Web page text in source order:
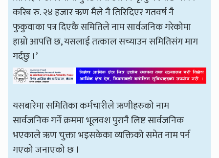
करिब रु. २४ हजार ऋण मैले नै तिरिदिएर गतवर्ष नै
फुकुवाका पत्र दिएकै समितिले नाम सार्वजनिक गरेकोमा
हाम्रो आपत्ति छ, यसलाई तत्काल सच्याउन समितिसंग माग
गर्दछु ।’
यसबारेमा समितिका कर्मचारीले ऋणीहरुको नाम
सार्वजनिक गर्ने क्रममा भूलवश पुरानै लिष्ट सार्वजनिक
भएकाले ऋण चुक्ता भइसकेका व्यक्तिको समेत नाम पर्न
गएको जनाएको छ ।